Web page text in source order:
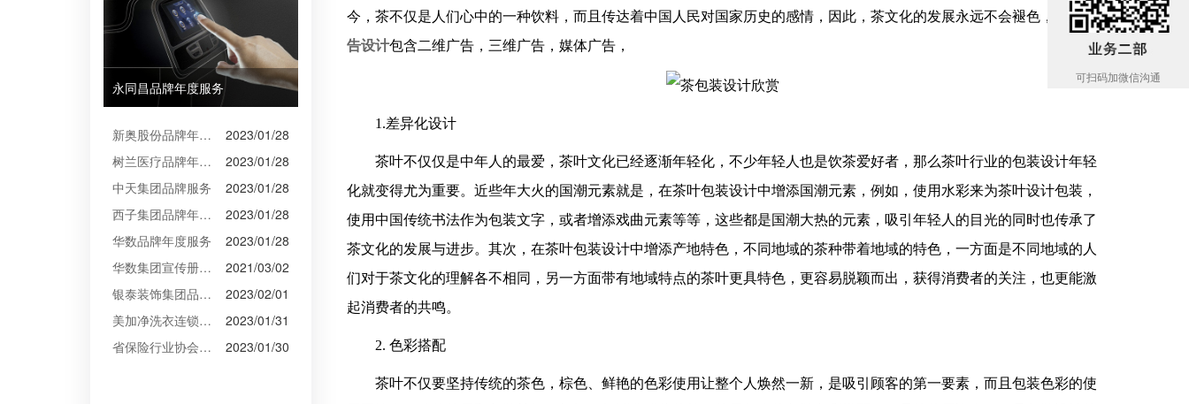
今，茶不仅是人们心中的一种饮料，而且传达着中国人民对国家历史的感情，因此，茶文化的发展永远不会褪色，
杭州广
告设计包含二维广告，三维广告，媒体广告，
1.差异化设计
茶叶不仅仅是中年人的最爱，茶叶文化已经逐渐年轻化，不少年轻人也是饮茶爱好者，那么茶叶行业的包装设计年轻
化就变得尤为重要。近些年大火的国潮元素就是，在茶叶包装设计中增添国潮元素，例如，使用水彩来为茶叶设计包装，
使用中国传统书法作为包装文字，或者增添戏曲元素等等，这些都是国潮大热的元素，吸引年轻人的目光的同时也传承了
茶文化的发展与进步。其次，在茶叶包装设计中增添产地特色，不同地域的茶种带着地域的特色，一方面是不同地域的人
们对于茶文化的理解各不相同，另一方面带有地域特点的茶叶更具特色，更容易脱颖而出，获得消费者的关注，也更能激
起消费者的共鸣。
2. 色彩搭配
茶叶不仅要坚持传统的茶色，棕色、鲜艳的色彩使用让整个人焕然一新，是吸引顾客的第一要素，而且包装色彩的使
永同昌品牌年度服务
2023/01/28
新奥股份品牌年度服务
2023/01/28
树兰医疗品牌年度服务
2023/01/28
中天集团品牌服务
2023/01/28
西子集团品牌年度服务
2023/01/28
华数品牌年度服务
2021/03/02
华数集团宣传册设计
2023/02/01
银泰装饰集团品牌升级设计
2023/01/31
美加净洗衣连锁VI设计
2023/01/30
省保险行业协会VI设计
可扫码加微信沟通